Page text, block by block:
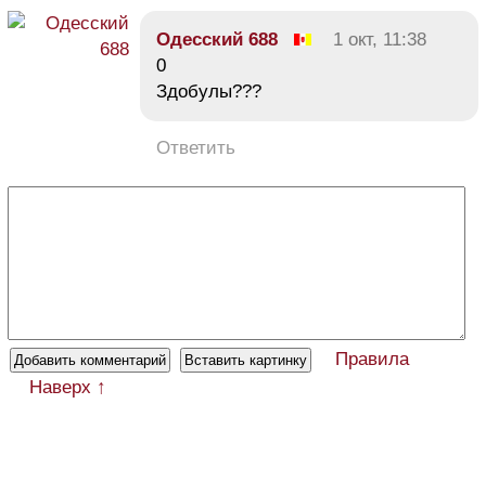
Одесский 688
1 окт, 11:38
0
Здобулы???
Ответить
Правила
Наверх ↑